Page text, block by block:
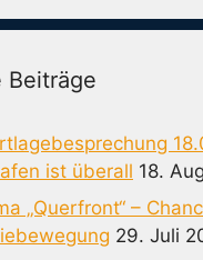
Beiträge
ist überall 18.
„Querfront“ –
29. Juli